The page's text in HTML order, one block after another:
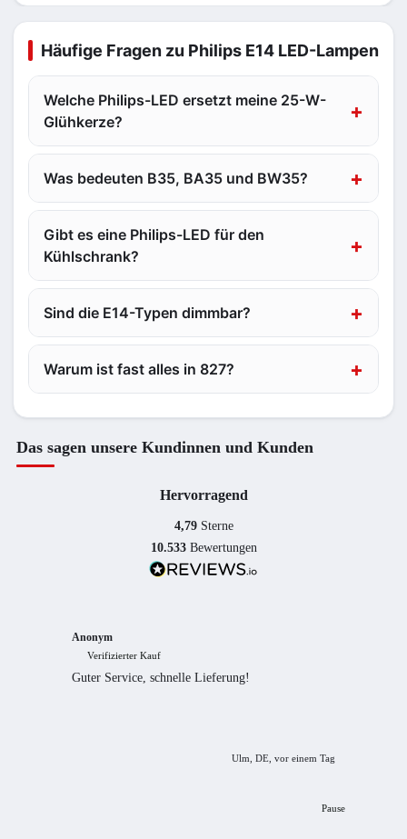
Häufige Fragen zu Philips E14 LED-Lampen
Welche Philips-LED ersetzt meine 25-W-
Glühkerze?
Was bedeuten B35, BA35 und BW35?
Gibt es eine Philips-LED für den
Kühlschrank?
Sind die E14-Typen dimmbar?
Warum ist fast alles in 827?
Das sagen unsere Kundinnen und Kunden
Hervorragend
4,79 Sterne
10.533 Bewertungen
Anonym
Verifizierter Kauf
Guter Service, schnelle Lieferung!
Ulm, DE, vor einem Tag
Pause